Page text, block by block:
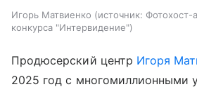
Игорь Матвиенко источник: Фотохост-
конкурса "Интервидение"
Продюсерский центр Игоря
2025 год с многомиллионными